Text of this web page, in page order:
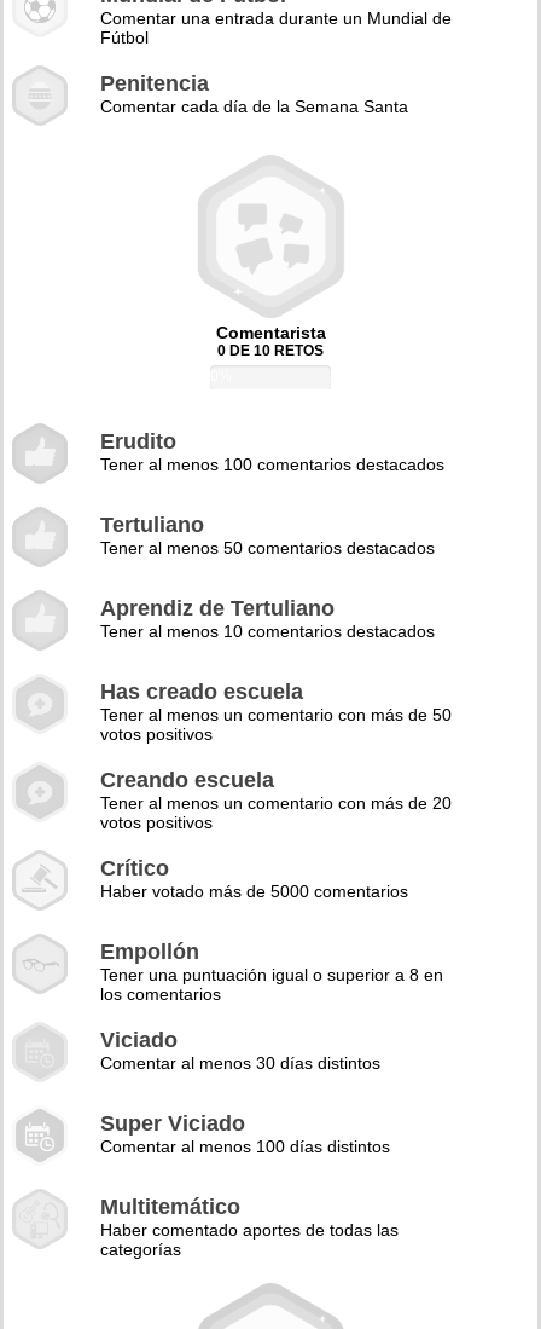
Comentar una entrada durante un Mundial de
Fútbol
Penitencia
Comentar cada día de la Semana Santa
Comentarista
0 DE 10 RETOS
Erudito
Tener al menos 100 comentarios destacados
Tertuliano
Tener al menos 50 comentarios destacados
Aprendiz de Tertuliano
Tener al menos 10 comentarios destacados
Has creado escuela
Tener al menos un comentario con más de 50
votos positivos
Creando escuela
Tener al menos un comentario con más de 20
votos positivos
Crítico
Haber votado más de 5000 comentarios
Empollón
Tener una puntuación igual o superior a 8 en
los comentarios
Viciado
Comentar al menos 30 días distintos
Super Viciado
Comentar al menos 100 días distintos
Multitemático
Haber comentado aportes de todas las
categorías